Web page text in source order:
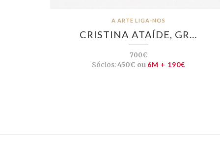
A ARTE LIGA-NOS
CRISTINA ATAÍDE, GR…
700€
Sócios:450€ ou 6M + 190€